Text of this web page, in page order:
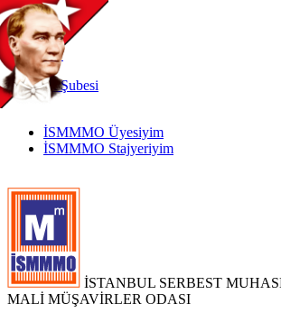
TR
|
EN
İnternetŞubesi
İSMMMO Üyesiyim
İSMMMO Stajyeriyim
İSTANBUL SERBEST
MALİ MÜŞAVİRLER ODASI